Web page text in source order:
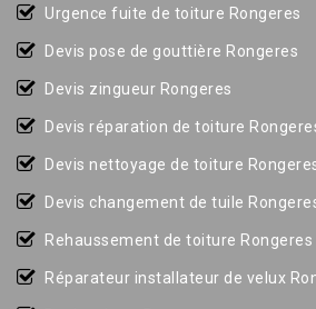
Urgence fuite de toiture Rongeres
Devis pose de gouttière Rongeres
Devis zingueur Rongeres
Devis réparation de toiture
Devis nettoyage de toiture
Devis changement de tuile
Rehaussement de toiture Rongeres
Réparateur installateur de velux